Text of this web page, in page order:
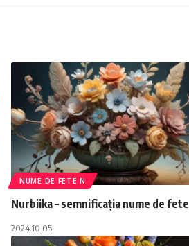
NUME DE FETE N
Nurbiika – semnificația nume de fete
2024.10.05.